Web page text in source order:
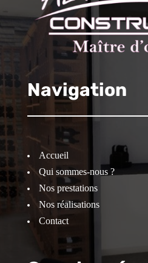
Navigation
Accueil
Qui sommes-nous ?
Nos prestations
Nos réalisations
Contact